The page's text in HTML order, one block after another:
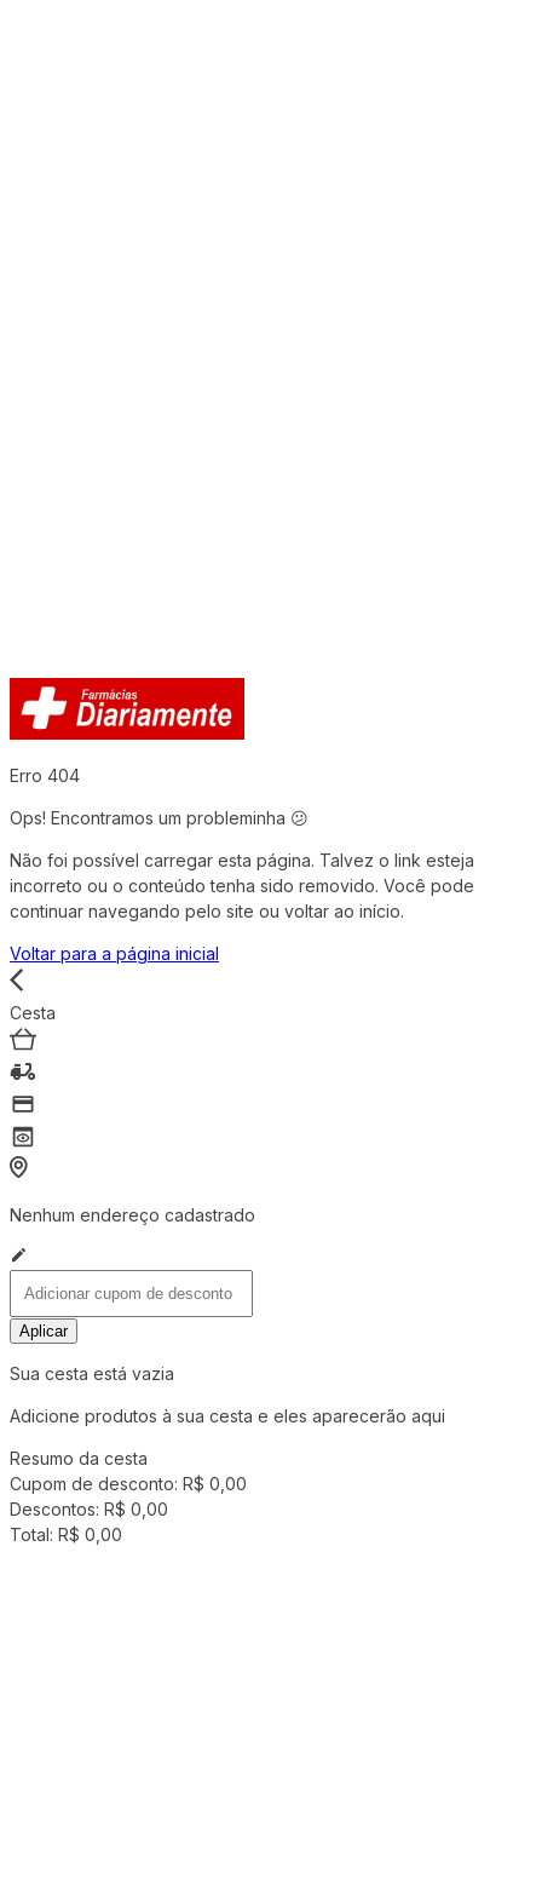
Erro 404
Ops! Encontramos um probleminha 😕
Não foi possível carregar esta página. Talvez o link esteja
incorreto ou o conteúdo tenha sido removido. Você pode
continuar navegando pelo site ou voltar ao início.
Voltar para a página inicial
Cesta
Nenhum endereço cadastrado
Aplicar
Sua cesta está vazia
Adicione produtos à sua cesta e eles aparecerão aqui
Resumo da cesta
Cupom de desconto: R$ 0,00
Descontos: R$ 0,00
Total: R$ 0,00